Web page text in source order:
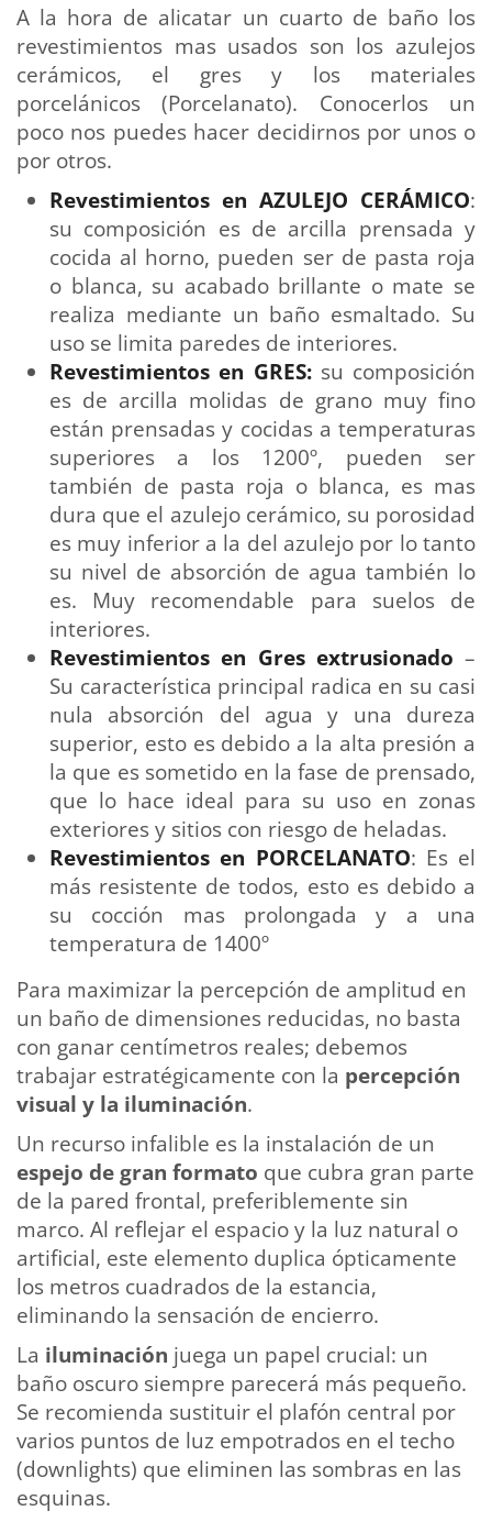
A la hora de alicatar un cuarto de baño los
revestimientos mas usados son los azulejos
cerámicos, el gres y los materiales
porcelánicos (Porcelanato). Conocerlos un
poco nos puedes hacer decidirnos por unos o
por otros.
Revestimientos en AZULEJO CERÁMICO:
su composición es de arcilla prensada y
cocida al horno, pueden ser de pasta roja
o blanca, su acabado brillante o mate se
realiza mediante un baño esmaltado. Su
uso se limita paredes de interiores.
Revestimientos en GRES:su composición
es de arcilla molidas de grano muy fino
están prensadas y cocidas a temperaturas
superiores a los 1200º, pueden ser
también de pasta roja o blanca, es mas
dura que el azulejo cerámico, su porosidad
es muy inferior a la del azulejo por lo tanto
su nivel de absorción de agua también lo
es. Muy recomendable para suelos de
interiores.
Revestimientos en Gres extrusionado –
Su característica principal radica en su casi
nula absorción del agua y una dureza
superior, esto es debido a la alta presión a
la que es sometido en la fase de prensado,
que lo hace ideal para su uso en zonas
exteriores y sitios con riesgo de heladas.
Revestimientos en PORCELANATO: Es el
más resistente de todos, esto es debido a
su cocción mas prolongada y a una
temperatura de 1400º
Para maximizar la percepción de amplitud en
un baño de dimensiones reducidas, no basta
con ganar centímetros reales; debemos
trabajar estratégicamente con la percepción
visual y la iluminación.
Un recurso infalible es la instalación de un
espejo de gran formato que cubra gran parte
de la pared frontal, preferiblemente sin
marco. Al reflejar el espacio y la luz natural o
artificial, este elemento duplica ópticamente
los metros cuadrados de la estancia,
eliminando la sensación de encierro.
La iluminación juega un papel crucial: un
baño oscuro siempre parecerá más pequeño.
Se recomienda sustituir el plafón central por
varios puntos de luz empotrados en el techo
(downlights) que eliminen las sombras en las
esquinas.